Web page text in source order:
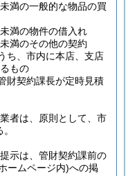
満の一般的な物品の買
満の物件の借入れ
満のその他の契約
ち、市内に本店、支店
もの
財契約課長が定時見積
者は、原則として、市
示は、管財契約課前の
ームページ内)への掲